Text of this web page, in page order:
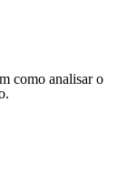
como analisar o